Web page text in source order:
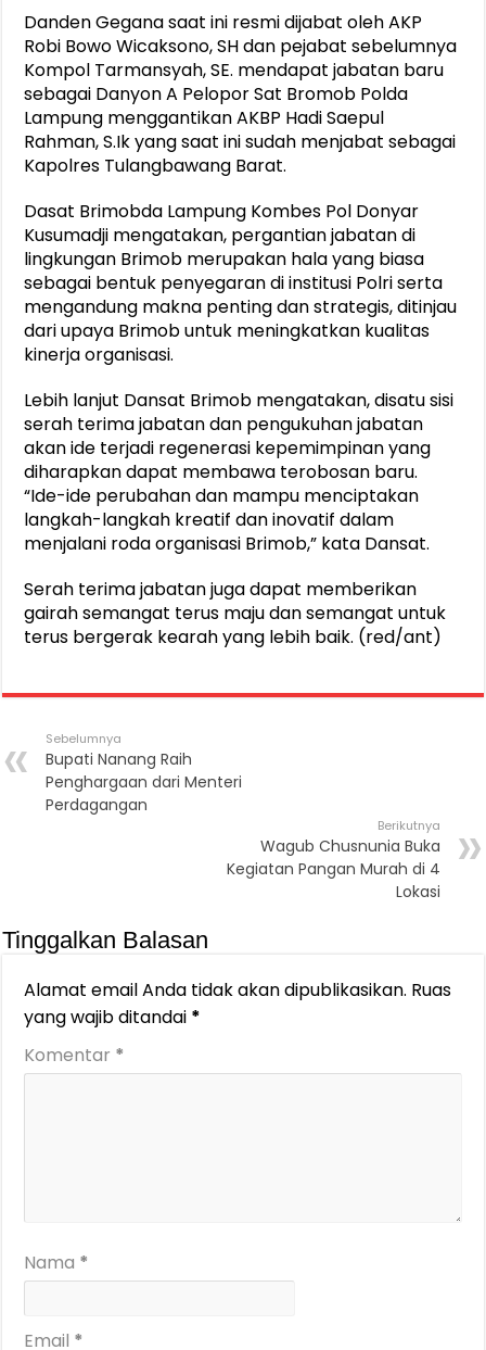
Danden Gegana saat ini resmi dijabat oleh AKP
Robi Bowo Wicaksono, SH dan pejabat sebelumnya
Kompol Tarmansyah, SE. mendapat jabatan baru
sebagai Danyon A Pelopor Sat Bromob Polda
Lampung menggantikan AKBP Hadi Saepul
Rahman, S.Ik yang saat ini sudah menjabat sebagai
Kapolres Tulangbawang Barat.
Dasat Brimobda Lampung Kombes Pol Donyar
Kusumadji mengatakan, pergantian jabatan di
lingkungan Brimob merupakan hala yang biasa
sebagai bentuk penyegaran di institusi Polri serta
mengandung makna penting dan strategis, ditinjau
dari upaya Brimob untuk meningkatkan kualitas
kinerja organisasi.
Lebih lanjut Dansat Brimob mengatakan, disatu sisi
serah terima jabatan dan pengukuhan jabatan
akan ide terjadi regenerasi kepemimpinan yang
diharapkan dapat membawa terobosan baru.
“Ide-ide perubahan dan mampu menciptakan
langkah-langkah kreatif dan inovatif dalam
menjalani roda organisasi Brimob,” kata Dansat.
Serah terima jabatan juga dapat memberikan
gairah semangat terus maju dan semangat untuk
terus bergerak kearah yang lebih baik. (red/ant)
Sebelumnya
Bupati Nanang Raih
Penghargaan dari Menteri
Perdagangan
Berikutnya
Wagub Chusnunia Buka
Kegiatan Pangan Murah di 4
Lokasi
Tinggalkan Balasan
Alamat email Anda tidak akan dipublikasikan. Ruas
yang wajib ditandai *
Komentar *
Nama *
Email *